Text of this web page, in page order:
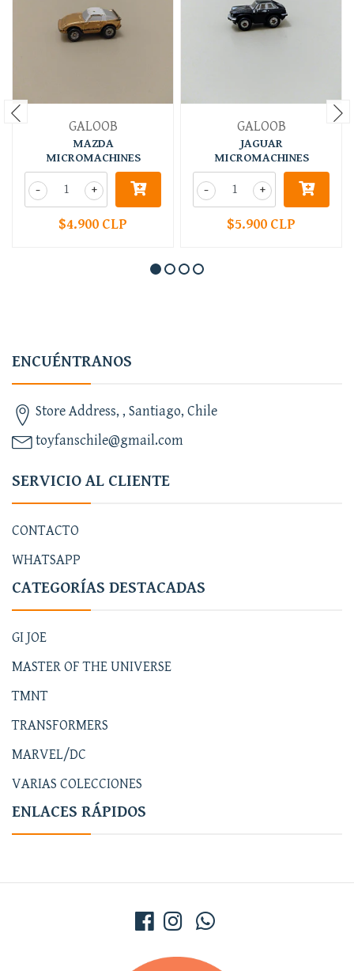
GALOOB
MAZDA
MICROMACHINES
+
-
$4.900 CLP
GALOOB
JAGUAR
MICROMACHINES
+
-
$5.900 CLP
ENCUÉNTRANOS
Store Address, , Santiago, Chile
toyfanschile@gmail.com
SERVICIO AL CLIENTE
CONTACTO
WHATSAPP
CATEGORÍAS DESTACADAS
GI JOE
MASTER OF THE UNIVERSE
TMNT
TRANSFORMERS
MARVEL/DC
VARIAS COLECCIONES
ENLACES RÁPIDOS